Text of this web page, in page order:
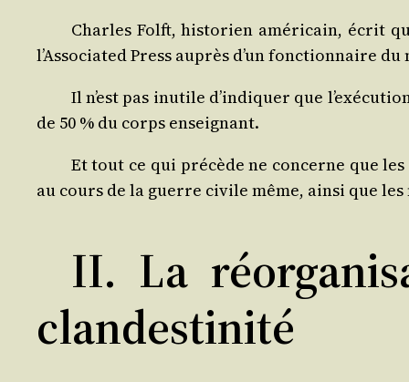
Charles Folft, his­to­rien amé­ri­cain, écrit
l’Associated Press auprès d’un fonc­tion­naire
Il n’est pas inutile d’indiquer que
de 50 % du corps enseignant.
Et tout ce qui pré­cède ne concerne que
au cours de la guerre civile même, ain­si que
II. La
clandestinité